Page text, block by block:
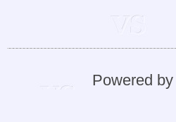
Powered by